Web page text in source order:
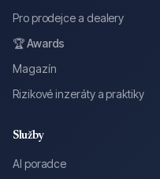
Pro prodejce a dealery
🏆 Awards
Magazín
Rizikové inzeráty a praktiky
Služby
AI poradce